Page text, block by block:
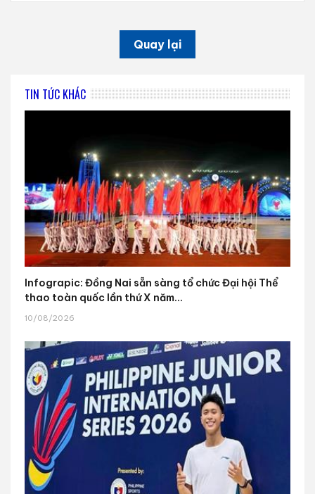
Quay lại
TIN TỨC KHÁC
Infograpic: Đồng Nai sẵn sàng tổ chức Đại hội Thể
thao toàn quốc lần thứ X năm...
10/08/2026